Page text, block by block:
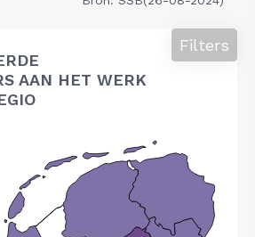
AAN HET WERK
Filters